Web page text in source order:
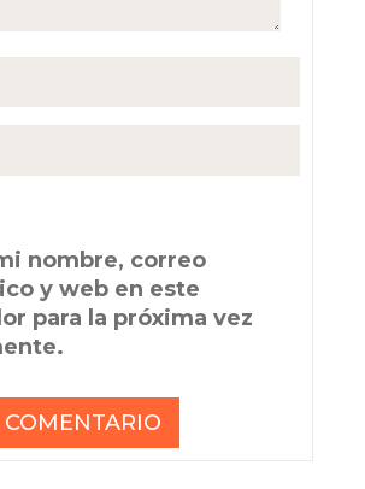
nombre, correo
y web en este
para la próxima vez